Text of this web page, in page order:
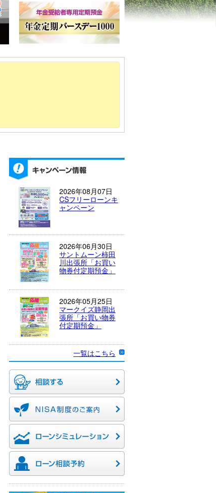
2026年08月07日
CSフリーローンキ
ャンペーン
2026年06月30日
サントムーン柿田
川出張所「お買い
物券付定期預金」
2026年05月25日
マークイズ静岡出
張所「お買い物券
付定期預金」
一覧はこちら